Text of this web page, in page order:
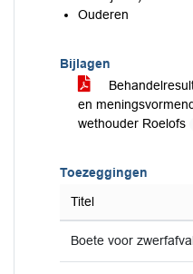
Ouderen
Bijlagen
en
wethouder Roelofs
Toezeggingen
Titel
Boete voor zwerfafval